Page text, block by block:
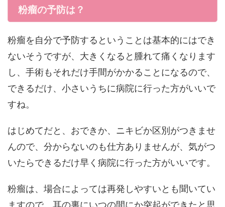
粉瘤の予防は？
粉瘤を自分で予防するということは基本的にはでき
ないそうですが、大きくなると腫れて痛くなります
し、手術もそれだけ手間がかかることになるので、
できるだけ、小さいうちに病院に行った方がいいで
すね。
はじめてだと、おできか、ニキビか区別がつきませ
んので、分からないのも仕方ありませんが、気がつ
いたらできるだけ早く病院に行った方がいいです。
粉瘤は、場合によっては再発しやすいとも聞いてい
ますので、耳の裏にいつの間にか突起ができたと思